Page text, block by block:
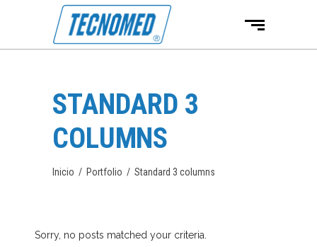
STANDARD 3
COLUMNS
Inicio / Portfolio / Standard 3 columns
Sorry, no posts matched your criteria.